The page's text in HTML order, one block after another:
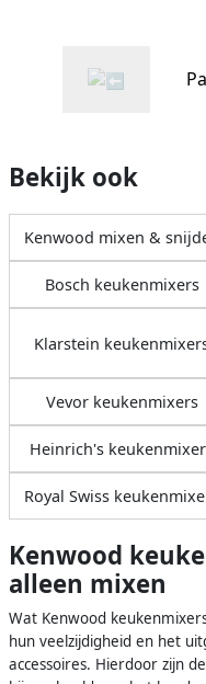
Bekijk ook
Kenwood mixen &
Bosch keukenmixers
Klarstein
Vevor keukenmixers
Heinrich's
Royal Swiss
Kenwood
alleen mixen
Wat Kenwood
hun veelzijdigheid en het
accessoires. Hierdoor zijn